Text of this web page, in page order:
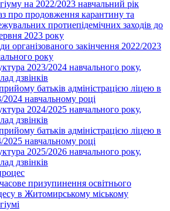
на 2022/2023 навчальний рік
про продовження карантину та
протиепідемічних заходів до
2023 року
організованого закінчення 2022/2023
року
2023/2024 навчального року,
дзвінків
батьків адміністрацією ліцею в
2024 навчальному році
2024/2025 навчального року,
дзвінків
батьків адміністрацією ліцею в
2025 навчальному році
2025/2026 навчального року,
дзвінків
призупинення освітнього
в Житомирському міському